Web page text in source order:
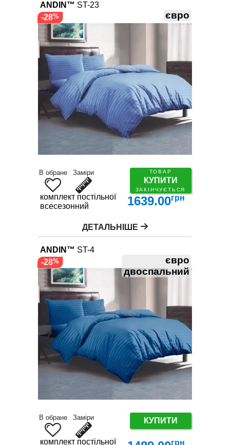
ANDIN™ ST-23
євро
В обране Заміри ТОВАР
КУПИТИ
ЗАКІНЧУЄТЬСЯ
комплект постільної білизни
всесезонний
1639.00грн
-28
ДЕТАЛЬНІШЕ
ANDIN™ ST-4
євро
двоспальний
В обране Заміри КУПИТИ
комплект постільної білизни
грн
-28